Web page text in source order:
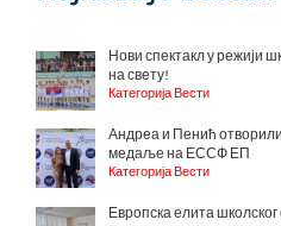
Нови спектакл у режији
на свету!
Категорија Вести
Андреа и Пенић
медаље на ЕССФ ЕП
Категорија Вести
Европска елита